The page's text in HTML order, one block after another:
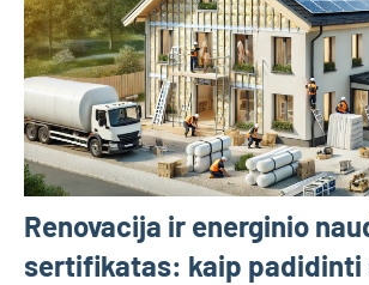
Renovacija ir energinio
sertifikatas: kaip padidinti